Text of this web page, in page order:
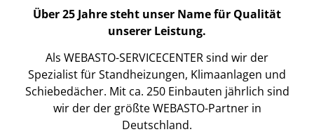
Über 25 Jahre steht unser Name für Qualität
unserer Leistung.
Als WEBASTO-SERVICECENTER sind wir der
Spezialist für Standheizungen, Klimaanlagen und
Schiebedächer. Mit ca. 250 Einbauten jährlich sind
wir der der größte WEBASTO-Partner in
Deutschland.